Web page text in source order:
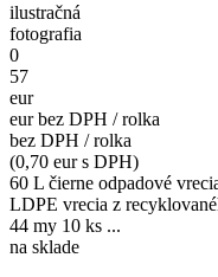
ilustračná
fotografia
0
57
eur
eur bez DPH / rolka
bez DPH / rolka
(0,70 eur s DPH)
60 L čierne odpadové
LDPE vrecia z
44 my 10 ks ...
na sklade